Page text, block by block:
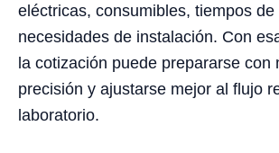
eléctricas, consumibles, tiempos de
necesidades de instalación. Con
la cotización puede prepararse con
precisión y ajustarse mejor al flujo
laboratorio.